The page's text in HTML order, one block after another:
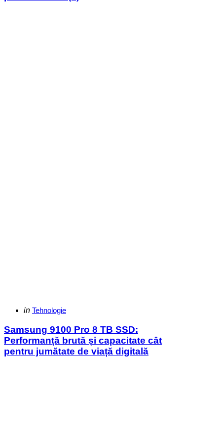
Categories
Posted
in Tehnologie
Samsung 9100 Pro 8 TB SSD:
Performanță brută și capacitate cât
pentru jumătate de viață digitală